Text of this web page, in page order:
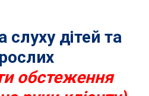
слуху дітей та
обстеження